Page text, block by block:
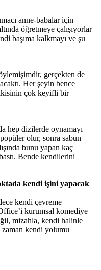
anne-babalar için
öğretmeye çalışıyorlar
başıma kalkmayı ve şu
gerçekten de
Her şeyin bence
ikisinin çok keyifli bir
hep dizilerde oynamayı
olur, sonra sabun
bunu yapan kaç
Bende kendilerini
kendi işini yapacak
kendi çevreme
kurumsal komediye
mizahla, kendi halinle
kendi yolumu